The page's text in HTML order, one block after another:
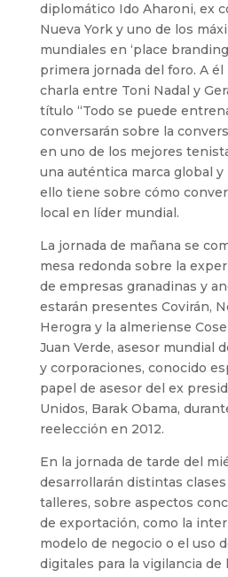
diplomático Ido Aharoni, ex
Nueva York y uno de los
mundiales en ‘place
primera jornada del foro. A él
charla entre Toni Nadal y
título “Todo se puede
conversarán sobre la
en uno de los mejores
una auténtica marca global
ello tiene sobre cómo
local en líder mundial.
La jornada de mañana se
mesa redonda sobre la
de empresas granadinas y
estarán presentes Covirán,
Herogra y la almeriense
Juan Verde, asesor mundial
y corporaciones, conocido
papel de asesor del ex
Unidos, Barak Obama,
reelección en 2012.
En la jornada de tarde del
desarrollarán distintas
talleres, sobre aspectos
de exportación, como la
modelo de negocio o el uso
digitales para la vigilancia de